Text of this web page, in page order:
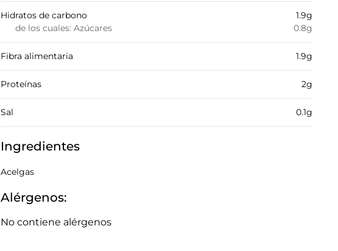
Hidratos de carbono
de los cuales: Azúcares
1.9g
0.8g
Fibra alimentaria 1.9g
Proteínas 2g
Sal 0.1g
Ingredientes
Acelgas
Alérgenos:
No contiene alérgenos